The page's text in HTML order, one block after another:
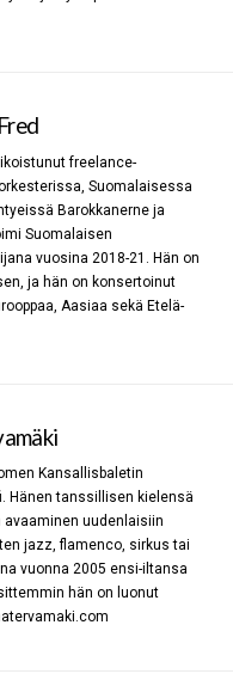
freelance-
Suomalaisessa
Barokkanerne ja
Suomalaisen
vuosina 2018-21. Hän on
ja hän on konsertoinut
Aasiaa sekä Etelä-
Kansallisbaletin
Hänen tanssillisen kielensä
uudenlaisiin
jazz, flamenco, sirkus tai
vuonna 2005 ensi-iltansa
hän on luonut